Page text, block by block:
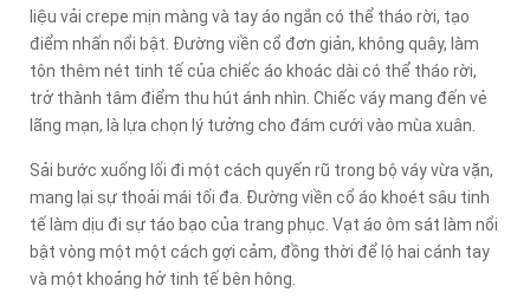
liệu vải crepe mịn màng và tay áo ngắn có thể tháo rời, tạo
điểm nhấn nổi bật. Đường viền cổ đơn giản, không quây, làm
tôn thêm nét tinh tế của chiếc áo khoác dài có thể tháo rời,
trở thành tâm điểm thu hút ánh nhìn. Chiếc váy mang đến vẻ
lãng mạn, là lựa chọn lý tưởng cho đám cưới vào mùa xuân.
Sải bước xuống lối đi một cách quyến rũ trong bộ váy vừa vặn,
mang lại sự thoải mái tối đa. Đường viền cổ áo khoét sâu tinh
tế làm dịu đi sự táo bạo của trang phục. Vạt áo ôm sát làm nổi
bật vòng một một cách gợi cảm, đồng thời để lộ hai cánh tay
và một khoảng hở tinh tế bên hông.